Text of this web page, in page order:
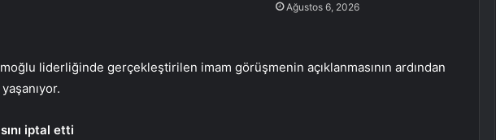
Ağustos 6, 2026
liderliğinde gerçekleştirilen imam görüşmenin açıklanmasının ardından
iptal etti